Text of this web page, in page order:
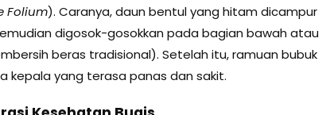
Folium). Caranya, daun bentul yang hitam dicampur
digosok-gosokkan pada bagian bawah atau
beras tradisional). Setelah itu, ramuan bubuk
kepala yang terasa panas dan sakit.